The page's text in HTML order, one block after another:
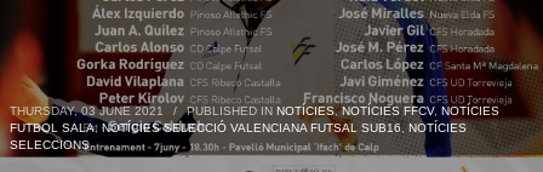
THURSDAY, 03 JUNE 2021 / PUBLISHED IN NOTÍCIES,NOTÍCIES FFCV, NOTÍCIES
FUTBOL SALA,NOTÍCIES SELECCIÓ VALENCIANA FUTSAL SUB16 ,NOTÍCIES
SELECCIONS